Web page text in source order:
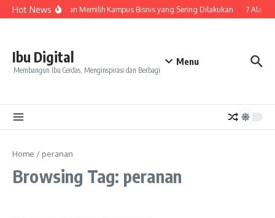
Skip to content
Hot News7 Kesalahan Memilih Kampus Bisnis yang Sering Dilakukan 7
Ibu Digital
Membangun Ibu Cerdas, Menginspirasi dan Berbagi
Menu
Home / peranan
Browsing Tag: peranan